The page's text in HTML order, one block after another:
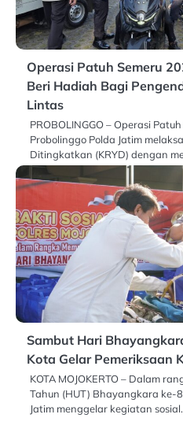
Operasi Patuh Semeru
Beri Hadiah Bagi
Lintas
PROBOLINGGO – Operasi
Probolinggo Polda Jatim
Ditingkatkan (KRYD) dengan
Sambut Hari
Kota Gelar Pemeriksaan
KOTA MOJOKERTO – Dalam
Tahun (HUT) Bhayangkara ke-
Jatim menggelar kegiatan